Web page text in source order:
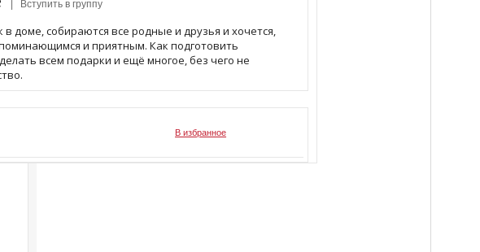
| Вступить в группу
в доме, собираются все родные и друзья и хочется,
и приятным. Как подготовить
всем подарки и ещё многое, без чего не
В избранное